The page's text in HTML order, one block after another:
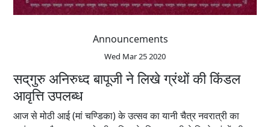
Announcements
Wed Mar 25 2020
सद्‌गुरु अनिरुध्द बापूजी ने लिखे ग्रंथों की किंडल
आवृत्ति उपलब्ध
आज से मोठी आई (मां चण्डिका) के उत्सव का यानी चैत्र नवरात्री का